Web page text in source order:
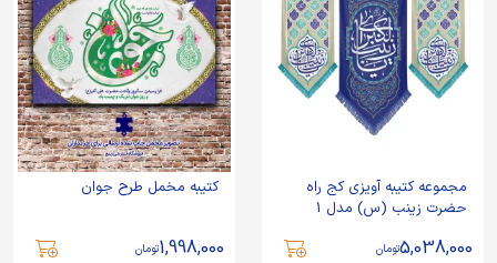
مجموعه کتیبه آویزی کج راه
حضرت زینب (س) مدل 1
5,038,000تومان
کتیبه مخمل طرح جوان
1,998,000تومان